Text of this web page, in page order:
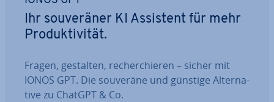
Ihr sou­ve­rä­ner KI Assistent für mehr
Pro­duk­ti­vi­tät.
Fragen, gestalten, re­cher­chie­ren – sicher mit
IONOS GPT. Die souveräne und günstige Al­ter­na­
ti­ve zu ChatGPT & Co.